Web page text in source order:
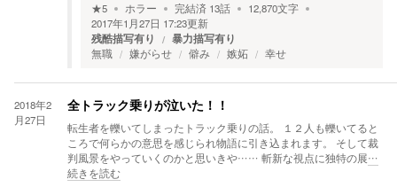
★5 ホラー 完結済 13話 12,870文字
2017年1月27日 17:23更新
残酷描写有り 暴力描写有り
無職 嫌がらせ 僻み 嫉妬 幸せ
2018年2
月27日
全トラック乗りが泣いた！！
転生者を轢いてしまったトラック乗りの話。 １２人も轢いてると
ころで何らかの意思を感じられ物語に引き込まれます。 そして裁
判風景をやっていくのかと思いきや…… 斬新な視点に独特の展…
続きを読む